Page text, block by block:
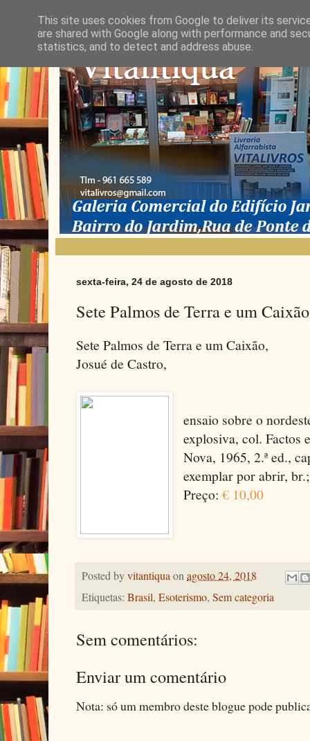
sexta-feira, 24 de agosto de 2018
Sete Palmos de Terra e um Caixão
Sete Palmos de Terra e um Caixão,
Josué de Castro,
ensaio sobre o
explosiva, col. Factos
Nova, 1965, 2.ª ed.,
exemplar por abrir, br.;
Preço:€ 10,00
Posted byvitantiquaonagosto 24, 2018
Etiquetas: Brasil, Esoterismo, Sem categoria
Sem comentários:
Enviar um comentário
Nota: só um membro deste blogue pode
This site uses cookies from Google to deliver its
are shared with Google along with performance and
statistics, and to detect and address abuse.